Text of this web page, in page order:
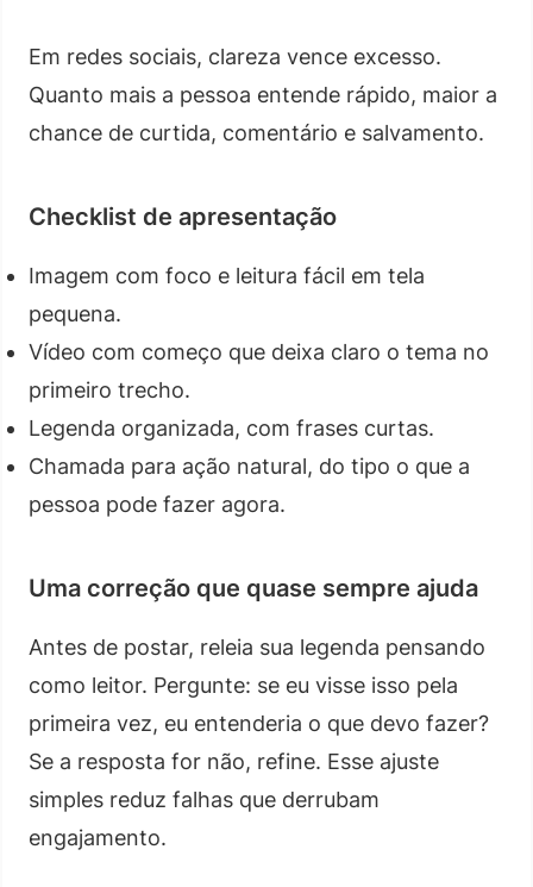
Em redes sociais, clareza vence excesso.
Quanto mais a pessoa entende rápido, maior a
chance de curtida, comentário e salvamento.
Checklist de apresentação
Imagem com foco e leitura fácil em tela
pequena.
Vídeo com começo que deixa claro o tema no
primeiro trecho.
Legenda organizada, com frases curtas.
Chamada para ação natural, do tipo o que a
pessoa pode fazer agora.
Uma correção que quase sempre ajuda
Antes de postar, releia sua legenda pensando
como leitor. Pergunte: se eu visse isso pela
primeira vez, eu entenderia o que devo fazer?
Se a resposta for não, refine. Esse ajuste
simples reduz falhas que derrubam
engajamento.